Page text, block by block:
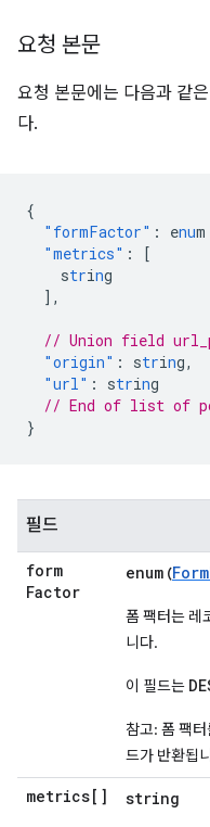
요청 본문
요청 본문에는 다음과 같
다.
{
"formFactor" : enum
"metrics" :
[
string
],
// Union field
"origin" : string,
"url" : string
// End of list of
}
필드
form
Factor
enum (
폼 팩터는 레
니다.
이 필드는
참고: 폼 팩
드가 반환됩
metrics[] string